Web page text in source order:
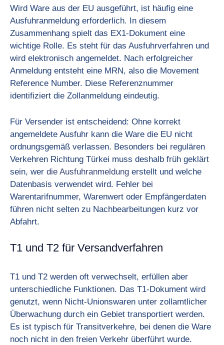
Wird Ware aus der EU ausgeführt, ist häufig eine
Ausfuhranmeldung erforderlich. In diesem
Zusammenhang spielt das EX1-Dokument eine
wichtige Rolle. Es steht für das Ausfuhrverfahren und
wird elektronisch angemeldet. Nach erfolgreicher
Anmeldung entsteht eine MRN, also die Movement
Reference Number. Diese Referenznummer
identifiziert die Zollanmeldung eindeutig.
Für Versender ist entscheidend: Ohne korrekt
angemeldete Ausfuhr kann die Ware die EU nicht
ordnungsgemäß verlassen. Besonders bei regulären
Verkehren Richtung Türkei muss deshalb früh geklärt
sein, wer die Ausfuhranmeldung erstellt und welche
Datenbasis verwendet wird. Fehler bei
Warentarifnummer, Warenwert oder Empfängerdaten
führen nicht selten zu Nachbearbeitungen kurz vor
Abfahrt.
T1 und T2 für Versandverfahren
T1 und T2 werden oft verwechselt, erfüllen aber
unterschiedliche Funktionen. Das T1-Dokument wird
genutzt, wenn Nicht-Unionswaren unter zollamtlicher
Überwachung durch ein Gebiet transportiert werden.
Es ist typisch für Transitverkehre, bei denen die Ware
noch nicht in den freien Verkehr überführt wurde.